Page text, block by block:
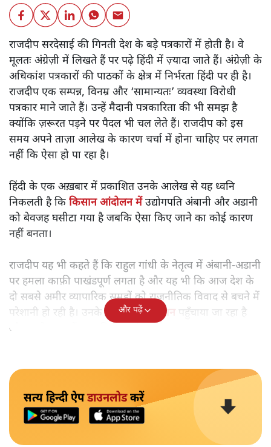
राजदीप सरदेसाई की गिनती देश के बड़े पत्रकारों में होती है। वे
मूलतः अंग्रेज़ी में लिखते हैं पर पढ़े हिंदी में ज़्यादा जाते हैं। अंग्रेज़ी के
अधिकांश पत्रकारों की पाठकों के क्षेत्र में निर्भरता हिंदी पर ही है।
राजदीप एक सम्पन्न, विनम्र और ‘सामान्यतः’ व्यवस्था विरोधी
पत्रकार माने जाते हैं। उन्हें मैदानी पत्रकारिता की भी समझ है
क्योंकि ज़रूरत पड़ने पर पैदल भी चल लेते हैं। राजदीप को इस
समय अपने ताज़ा आलेख के कारण चर्चा में होना चाहिए पर लगता
नहीं कि ऐसा हो पा रहा है।
हिंदी के एक अख़बार में प्रकाशित उनके आलेख से यह ध्वनि
निकलती है कि किसान आंदोलन मेंउद्योगपति अंबानी और अडानी
को बेवजह घसीटा गया है जबकि ऐसा किए जाने का कोई कारण
नहीं बनता।
राजदीप यह भी कहते हैं कि राहुल गांधी के नेतृत्व में अंबानी-अडानी
पर हमला काफ़ी पाखंडपूर्ण लगता है और यह भी कि आज देश के
दो सबसे अमीर व्यापारिक समूहों को राजनीतिक विवाद से बचने में
परेशानी हो रही है। उनकेटावरों को नुक़सान पहुँचाया जा रहा है
और उनके उत्पादों का बहिष्कार हो रहा है।
और पढ़ें
सत्य हिन्दी ऐपडाउनलोडकरें